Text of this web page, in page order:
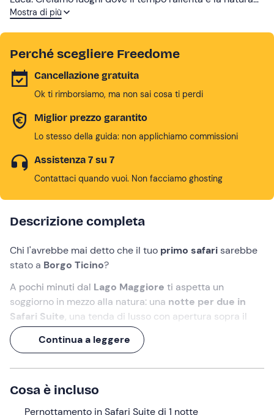
diventa parte dell’esperienza. Le nostre Bubble non sono
Mostra di più
Perché scegliere Freedome
Cancellazione gratuita
Ok ti rimborsiamo, ma non sai cosa ti perdi
Miglior prezzo garantito
Lo stesso della guida: non applichiamo commissioni
Assistenza 7 su 7
Contattaci quando vuoi. Non facciamo ghosting
Descrizione completa
Chi l'avrebbe mai detto che il tuo primo safarisarebbe
stato a Borgo Ticino?
A pochi minuti dal Lago Maggiore ti aspetta un
soggiorno in mezzo alla natura: una notte per due in
Safari Suite, una tenda di lusso con apertura sopra il
letto perammirare il cielo stellato
Non sarà l'Africa, ma anche icieli del Piemonte
regalare emozioni!
Cosa faremo
Continua a leggere
Cosa è incluso
Pernottamento in Safari Suite di 1 notte